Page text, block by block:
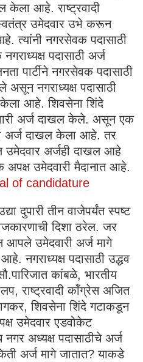
केला आहे. राष्ट्रवादी
उमेदवार उभे करून
त्यांनी नगरसेवक पदासाठी
पदासाठी अर्ज
पार्टीने नगरसेवक पदासाठी
नगराध्यक्ष पदासाठी
आहे. शिवसेना शिंदे
अर्ज दाखल केले. असून एक
अर्ज दाखल केला आहे. तर
उमेदवार अर्जही दाखल आहे
उमेदवारी मैदानात आहे.
of candidature
दुपारी तीन वाजेपर्यंत स्पष्ट
दिशा ठरेल. जर
आपले उमेदवारी अर्ज मागे
नगराध्यक्ष पदासाठी उद्धव
कांबळे, भारतीय
राष्ट्रवादी कॉंग्रेस अजित
शिवसेना शिंदे गटाकडून
उमेदवार एडवोकेट
अध्यक्ष पदासाठीचे अर्ज
अर्ज मागे जातात? याकडे